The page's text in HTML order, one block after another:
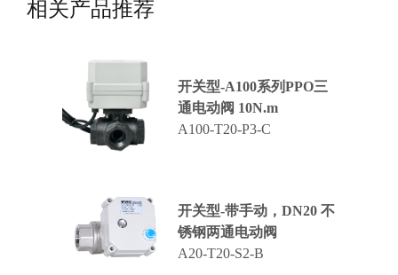
相关产品推荐
开关型-A100系列PPO三
通电动阀 10N.m
A100-T20-P3-C
开关型-带手动，DN20 不
锈钢两通电动阀
A20-T20-S2-B